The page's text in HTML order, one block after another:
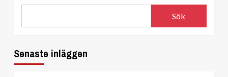
Sök
Senaste inläggen